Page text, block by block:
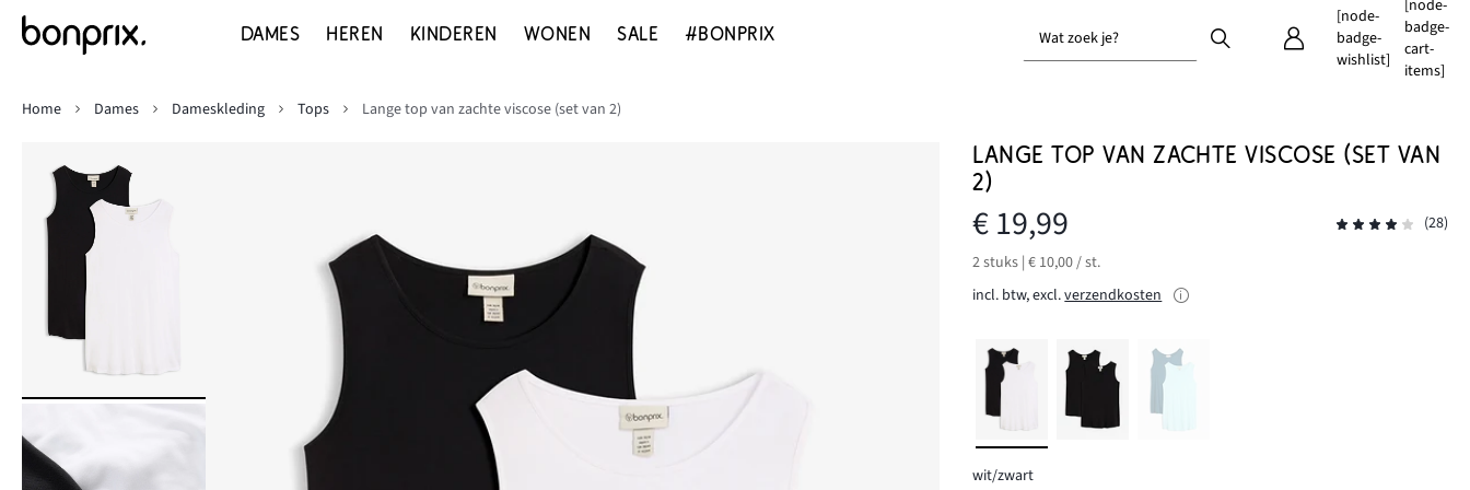
DAMES HEREN KINDEREN WONEN SALE #BONPRIX Wat zoek je?
[node-
badge-
wishlist]
[node-
badge-
cart-
items]
Home
Dames Dameskleding Tops Lange top van zachte viscose (set van 2)
LANGE TOP VAN ZACHTE VISCOSE (SET VAN
2)
€ 19,99
(28)
2 stuks | € 10,00 / st.
incl. btw, excl.verzendkosten
wit/zwart